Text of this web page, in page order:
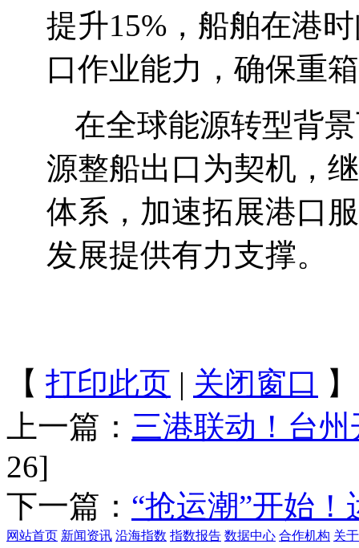
提升15%，船舶在港
口作业能力，确保重
在全球能源转型背
源整船出口为契机，
体系，加速拓展港口
发展提供有力支撑。
【 打印此页 | 关闭窗口 】
上一篇： 三港联动！台
26]
下一篇： “抢运潮”开始
网站首页 新闻资讯 沿海指数 指数报告 数据中心 合作机构 关